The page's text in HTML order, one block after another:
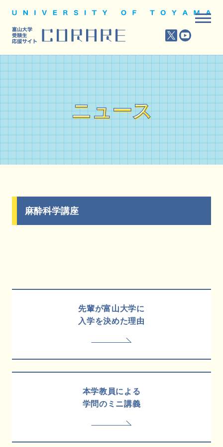
ニュース
ニュース
麻酔科学講座
先輩が富山大学に
入学を決めた理由
本学教員による
学問のミニ講義